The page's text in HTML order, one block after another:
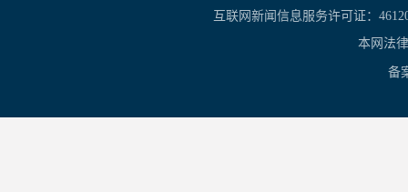
互联网新闻信息服务许可证：
本网法
备